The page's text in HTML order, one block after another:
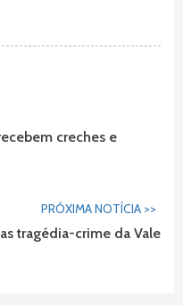
creches e
PRÓXIMA NOTÍCIA >>
tragédia-crime da Vale